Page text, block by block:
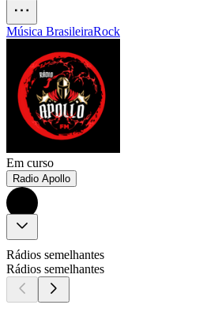
Música BrasileiraRock
Em curso
Radio Apollo
Rádios semelhantes
Rádios semelhantes